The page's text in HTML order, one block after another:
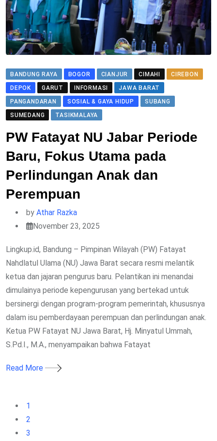
BANDUNG RAYA BOGOR CIANJUR CIMAHI
CIREBON
DEPOK
GARUT INFORMASI
JAWA BARAT
PANGANDARAN
SOSIAL & GAYA HIDUP
SUBANG
SUMEDANG
TASIKMALAYA
PW Fatayat NU Jabar Periode
Baru, Fokus Utama pada
Perlindungan Anak dan
Perempuan
by Athar Razka
November 23, 2025
Lingkup.id, Bandung – Pimpinan Wilayah (PW) Fatayat
Nahdlatul Ulama (NU) Jawa Barat secara resmi melantik
ketua dan jajaran pengurus baru. Pelantikan ini menandai
dimulainya periode kepengurusan yang bertekad untuk
bersinergi dengan program-program pemerintah, khususnya
dalam isu pemberdayaan perempuan dan perlindungan anak.
Ketua PW Fatayat NU Jawa Barat, Hj. Minyatul Ummah,
S.Pd.I., M.A., menyampaikan bahwa Fatayat
Read More
1
2
3